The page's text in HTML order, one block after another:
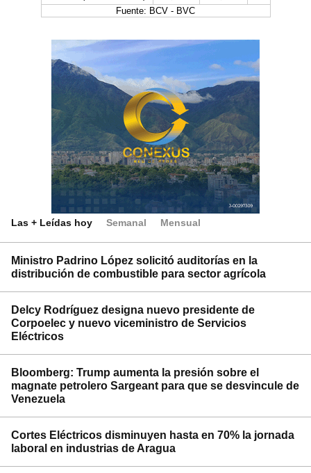
Fuente: BCV - BVC
Las + Leídas hoy Semanal Mensual
Ministro Padrino López solicitó auditorías en la
distribución de combustible para sector agrícola
Delcy Rodríguez designa nuevo presidente de
Corpoelec y nuevo viceministro de Servicios
Eléctricos
Bloomberg: Trump aumenta la presión sobre el
magnate petrolero Sargeant para que se desvincule de
Venezuela
Cortes Eléctricos disminuyen hasta en 70% la jornada
laboral en industrias de Aragua